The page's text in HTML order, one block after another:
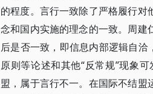
的程度。言行一致除了严格履行
念和国内实施的理念的一致。周
后是否一致，即信息内部逻辑自
原则等论述和其他“反常规”现象
盟，属于言行不一。在国际不结